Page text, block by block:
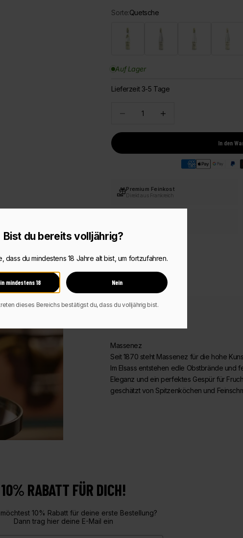
Bist du bereits volljährig?
dass du mindestens 18 Jahre alt bist, um fortzufahren.
mindestens 18 Nein
dieses Bereichs bestätigst du, dass du volljährig bist.
Sorte:Quetsche
Aprikose
Himbeere Kirsche
Auf Lager
Lieferzeit 3-5 Tage
In den
Premium Feinkost
Direkt aus Frankreich
Zutaten & Nährwerte
Massenez
Seit 1870 steht Massenez für die hohe
Im Elsass entstehen edle Obstbrände und
Eleganz und ein perfektes Gespür für
geschätzt von Spitzenköchen und
10% RABATT FÜR DICH!
10% Rabatt für deine erste Bestellung?
Dann trag hier deine E-Mail ein